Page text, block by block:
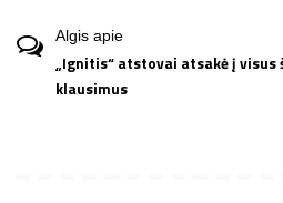
Algis apie
„Ignitis“ atstovai atsakė į
klausimus